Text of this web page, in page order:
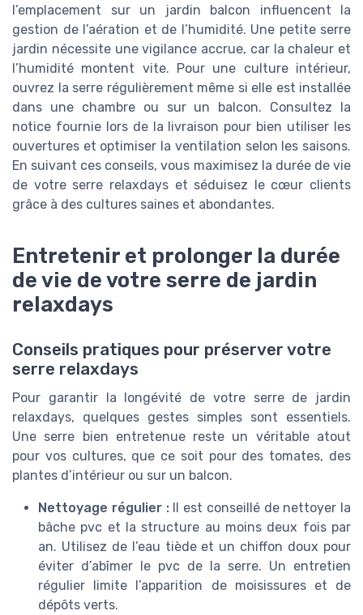
l’emplacement sur un jardin balcon influencent la
gestion de l’aération et de l’humidité. Une petite serre
jardin nécessite une vigilance accrue, car la chaleur et
l’humidité montent vite. Pour une culture intérieur,
ouvrez la serre régulièrement même si elle est installée
dans une chambre ou sur un balcon. Consultez la
notice fournie lors de la livraison pour bien utiliser les
ouvertures et optimiser la ventilation selon les saisons.
En suivant ces conseils, vous maximisez la durée de vie
de votre serre relaxdays et séduisez le cœur clients
grâce à des cultures saines et abondantes.
Entretenir et prolonger la durée
de vie de votre serre de jardin
relaxdays
Conseils pratiques pour préserver votre
serre relaxdays
Pour garantir la longévité de votre serre de jardin
relaxdays, quelques gestes simples sont essentiels.
Une serre bien entretenue reste un véritable atout
pour vos cultures, que ce soit pour des tomates, des
plantes d’intérieur ou sur un balcon.
Nettoyage régulier :Il est conseillé de nettoyer la
bâche pvc et la structure au moins deux fois par
an. Utilisez de l’eau tiède et un chiffon doux pour
éviter d’abîmer le pvc de la serre. Un entretien
régulier limite l’apparition de moisissures et de
dépôts verts.